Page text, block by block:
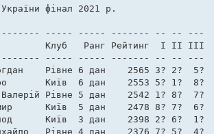
фінал 2021 р.
----- ----- ------- -- --
Клуб   Ранг Рейтинг  I II III IV
----- ----- ------- -- --
Богдан    Рівне 6 дан    2565 3?
Київ  6 дан    2553 5? 1?
Валерій Рівне 5 дан    2542 1?
Київ  5 дан    2478 8? 7?
Київ  3 дан    2398 2? 6?
Михайло   Рівне 4 дан    2376 7?